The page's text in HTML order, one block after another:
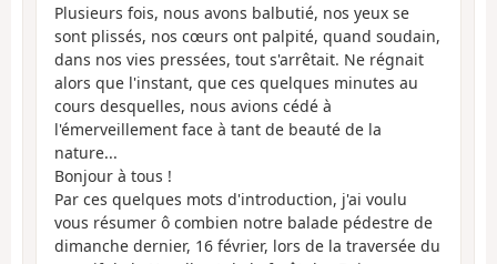
Plusieurs fois, nous avons balbutié, nos yeux se
sont plissés, nos cœurs ont palpité, quand soudain,
dans nos vies pressées, tout s'arrêtait. Ne régnait
alors que l'instant, que ces quelques minutes au
cours desquelles, nous avions cédé à
l'émerveillement face à tant de beauté de la
nature...
Bonjour à tous !
Par ces quelques mots d'introduction, j'ai voulu
vous résumer ô combien notre balade pédestre de
dimanche dernier, 16 février, lors de la traversée du